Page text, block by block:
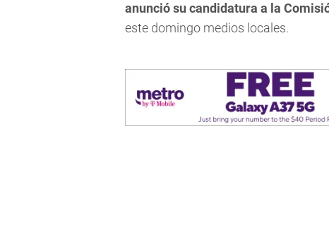
anunció su candidatura a la
este domingo medios locales.